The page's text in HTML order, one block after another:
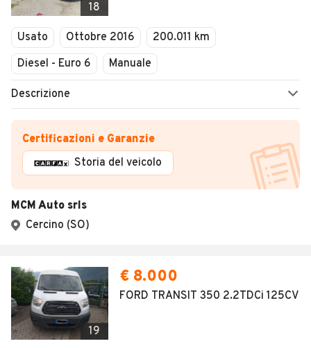
18
Usato Ottobre 2016
200.011 km
Diesel - Euro 6
Manuale
Descrizione
Certificazioni e Garanzie
Storia del veicolo
MCM Auto srls
Cercino (SO)
19
€ 8.000
FORD TRANSIT 350 2.2TDCi 125CV